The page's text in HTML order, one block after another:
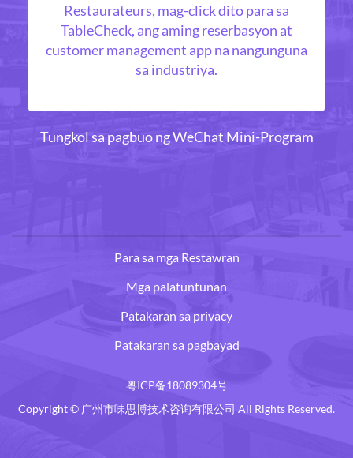
Restaurateurs, mag-click dito para sa
TableCheck, ang aming reserbasyon at
customer management app na nangunguna
sa industriya.
Tungkol sa pagbuo ng WeChat Mini-Program
Para sa mga Restawran
Mga palatuntunan
Patakaran sa privacy
Patakaran sa pagbayad
粤ICP备18089304号
Copyright © 广州市味思博技术咨询有限公司 All Rights Reserved.